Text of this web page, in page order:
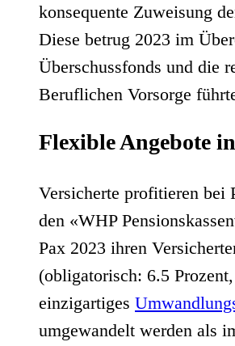
konsequente Zuweisung
Diese betrug 2023 im
Überschussfonds und die
Beruflichen Vorsorge
Flexible Angebote
Versicherte profitieren bei
den «WHP
Pax 2023 ihren
(obligatorisch: 6.5
einzigartiges
umgewandelt werden als